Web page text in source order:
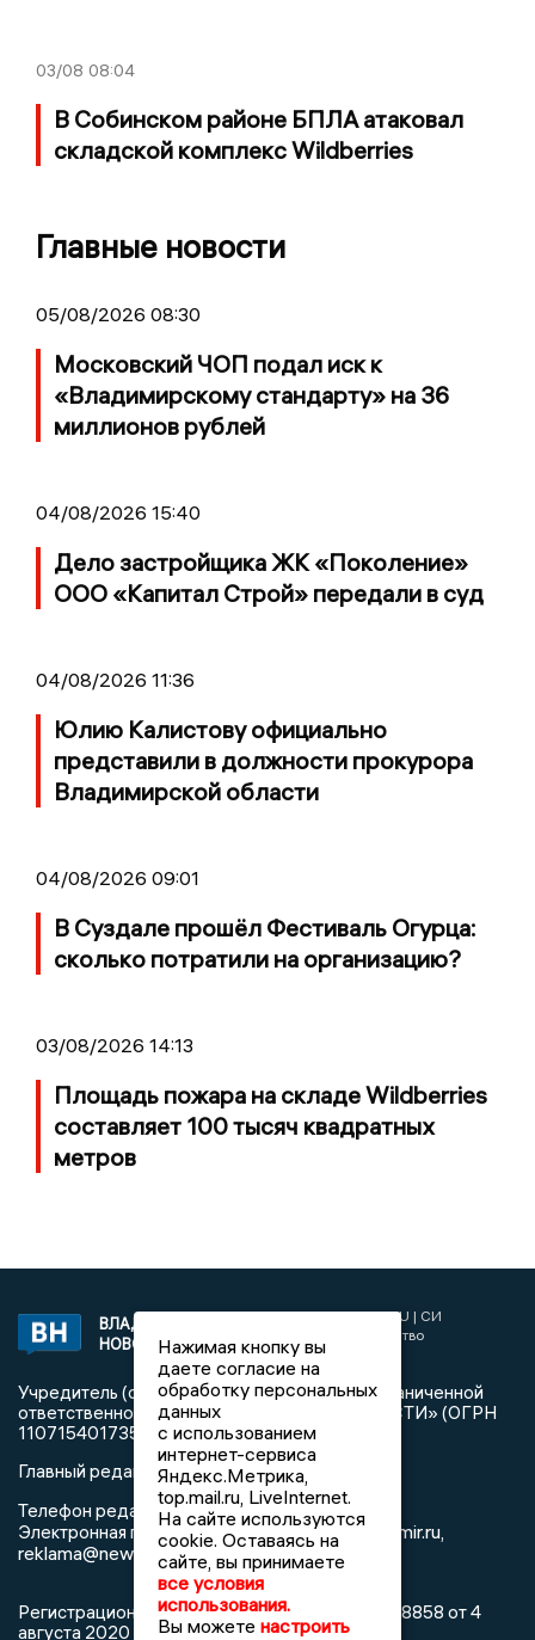
03/08 08:04
В Собинском районе БПЛА атаковал
складской комплекс Wildberries
Главные новости
05/08/2026 08:30
Московский ЧОП подал иск к
«Владимирскому стандарту» на 36
миллионов рублей
04/08/2026 15:40
Дело застройщика ЖК «Поколение»
ООО «Капитал Строй» передали в суд
04/08/2026 11:36
Юлию Калистову официально
представили в должности прокурора
Владимирской области
04/08/2026 09:01
В Суздале прошёл Фестиваль Огурца:
сколько потратили на организацию?
03/08/2026 14:13
Площадь пожара на складе Wildberries
составляет 100 тысяч квадратных
метров
ВЛАДИМИРСКИЕ
НОВОСТИ
2017 © NEWSVLADIMIR.RU | СИ
«Информационное агентство
Владимирские новости»
Учредитель (соучредители): Общество с ограниченной
ответственностью «РЕГИОНАЛЬНЫЕ НОВОСТИ» (ОГРН
1107154017354)
Главный редактор: Мазов С. А.
Телефон редакции:8 (4922) 666916
Электронная почта редакции:info@newsvladimir.ru,
reklama@newsvladimir.ru
Регистрационный номер: серия Эл № ФС77-78858 от 4
августа 2020 г. согласно выписке из реестра
Нажимая кнопку вы
даете согласие на
обработку персональных
данных
с использованием
интернет-сервиса
Яндекс.Метрика,
top.mail.ru, LiveInternet.
На сайте используются
cookie. Оставаясь на
сайте, вы принимаете
все условия
использования.
Вы можете настроить